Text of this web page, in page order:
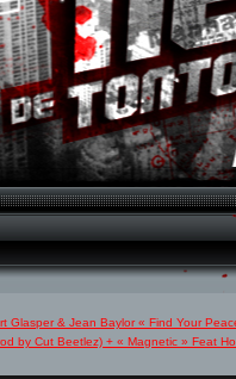
Glasper & Jean Baylor « Find Your
by Cut Beetlez) + « Magnetic » Feat